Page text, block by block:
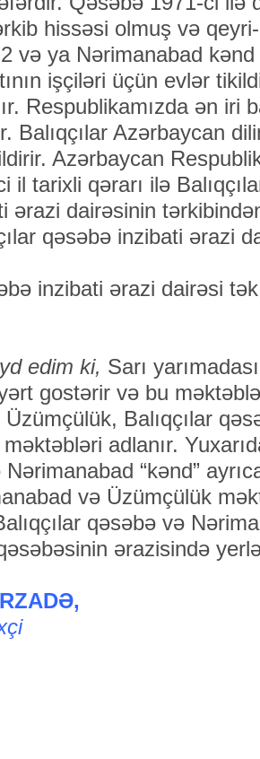
hissəsi olmuş və
və ya Nərimanabad kənd
işçiləri üçün evlər
Respublikamızda ən iri
Balıqçılar Azərbaycan
Azərbaycan
il tarixli qərarı ilə
ərazi dairəsinin
qəsəbə inzibati ərazi
inzibati ərazi dairəsi
edim ki, Sarı
gostərir və bu
Balıqçılar
adlanır.
“kənd”
və Üzümçülük
qəsəbə və
ərazisində